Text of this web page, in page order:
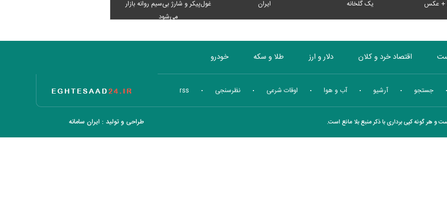
+ عکس
یک گلخانه
ایران
غول‌پیکر و شارژ بی‌سیم روانه بازار
می‌شود
اقتصاد خرد و کلان دلار و ارز طلا و سکه خودرو
بورس انرژی چندرسانه ای منهای اقتصاد تاریخ اقتصاد جستجو آرشیو آب و هوا اوقات شرعی نظرسنجی rss
طراحی و تولید : ایران سامانه